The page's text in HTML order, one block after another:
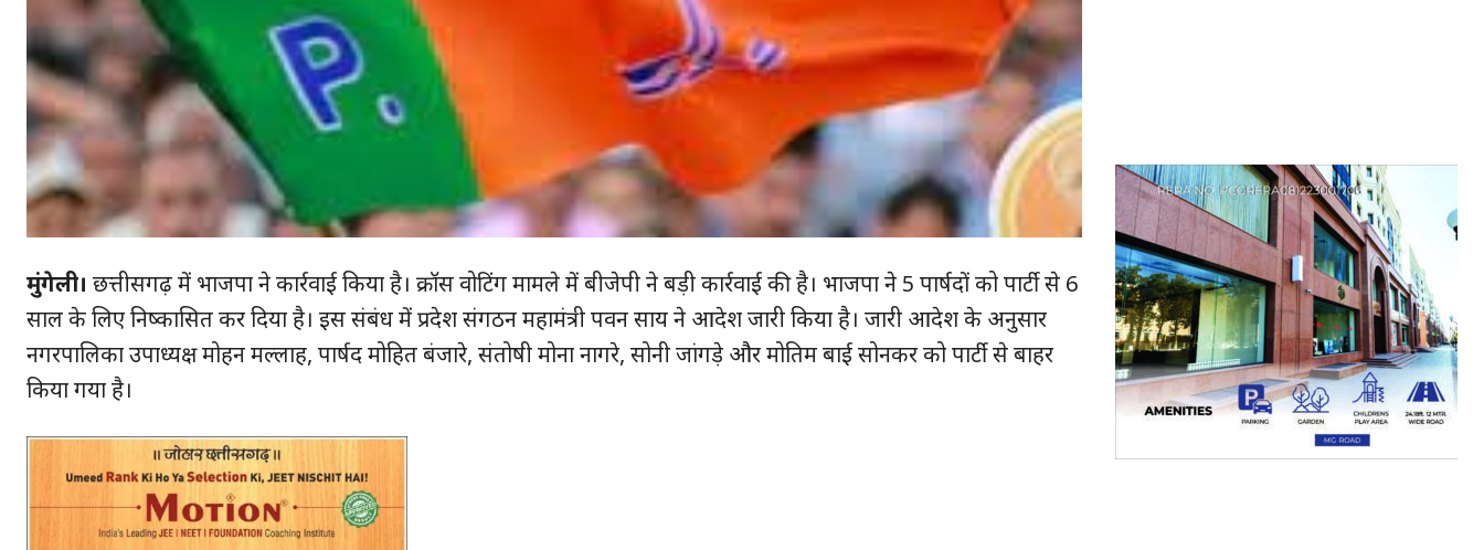
मुंगेली। छत्तीसगढ़ में भाजपा ने कार्रवाई किया है। क्रॉस वोटिंग मामले में बीजेपी ने बड़ी कार्रवाई की है। भाजपा ने 5 पार्षदों को पार्टी से 6
साल के लिए निष्कासित कर दिया है। इस संबंध में प्रदेश संगठन महामंत्री पवन साय ने आदेश जारी किया है। जारी आदेश के अनुसार
नगरपालिका उपाध्यक्ष मोहन मल्लाह, पार्षद मोहित बंजारे, संतोषी मोना नागरे, सोनी जांगड़े और मोतिम बाई सोनकर को पार्टी से बाहर
किया गया है।